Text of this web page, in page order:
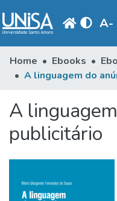
A-
Communities &
Statistics
Browse
Produção Docente
Periodicals
Home Ebooks
A
publicitário